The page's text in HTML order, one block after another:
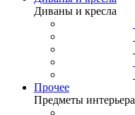
Диваны и кресла
Прочее
Предметы интерьера